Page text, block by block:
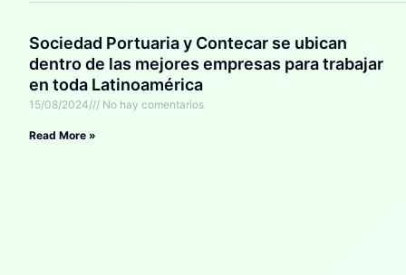
Sociedad Portuaria y Contecar se ubican
dentro de las mejores empresas para trabajar
en toda Latinoamérica
15/08/2024 No hay comentarios
Read More »